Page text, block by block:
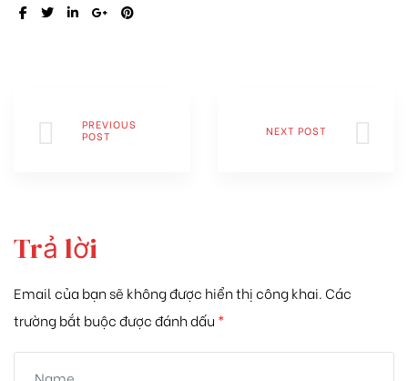
SHARE:
PREVIOUS
POST
NEXT POST
Trả lời
Email của bạn sẽ không được hiển thị công khai. Các
trường bắt buộc được đánh dấu *